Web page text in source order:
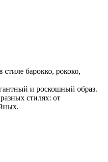
стиле барокко, рококо,
и роскошный образ.
стилях: от